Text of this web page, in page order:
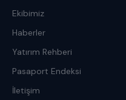
Ekibimiz
Haberler
Yatırım Rehberi
Pasaport Endeksi
İletişim